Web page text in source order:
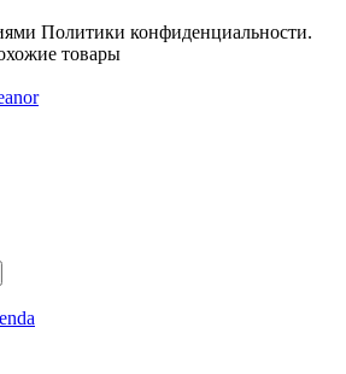
Политики конфиденциальности.
товары